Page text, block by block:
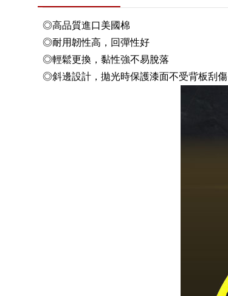
◎高品質進口美國棉
◎耐用韌性高，回彈性好
◎輕鬆更換，黏性強不易脫落
◎斜邊設計，拋光時保護漆面不受背板刮傷